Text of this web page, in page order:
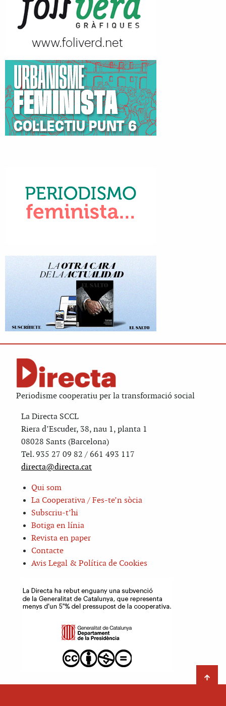
Periodisme cooperatiu per la transformació social
La Directa SCCL
Riera d’Escuder, 38, nau 1, planta 1
08028 Sants (Barcelona)
Tel. 935 27 09 82 / 661 493 117
directa@directa.cat
Qui som
La Cooperativa / Fes-te’n sòcia
Subscriu-t’hi
Botiga en línia
Revista en paper
Contacte
Avis Legal & Política de Cookies